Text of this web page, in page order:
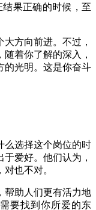
果正确的时候，至
方向前进。不过，
着你了解的深入，
的光明。这是你奋斗
么选择这个岗位的时
爱好。他们认为，
也不对。
帮助人们更有活力地
要找到你所爱的东